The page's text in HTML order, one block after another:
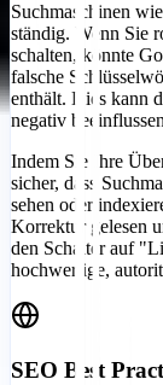
Suchmaschinen
ständig. Wenn Sie
schalten, könnte
falsche
enthält. Dies kann
negativ beeinflussen.
Indem Sie Ihre
sicher, dass
sehen oder
Korrektur gelesen
den Schalter auf
hochwertige,
SEO Best